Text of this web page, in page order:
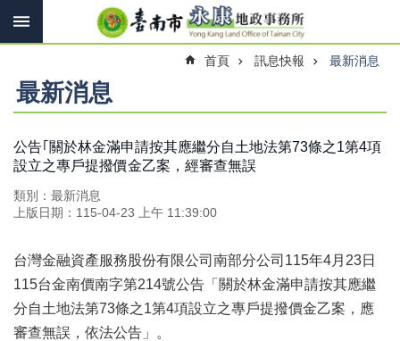
跳到主要內容區塊
搜
搜
尋
訊
息
快
報
機
關
介
首頁 訊息快報 最新消息
最新消息
公告｢關於林金滿申請按其應繼分自土地法第73條之1第4項
設立之專戶提撥價金乙案，經審查無誤
類別：最新消息
上版日期：115-04-23 上午 11:39:00
台灣金融資產服務股份有限公司南部分公司115年4月23日
115台金南價南字第214號公告「關於林金滿申請按其應繼
分自土地法第73條之1第4項設立之專戶提撥價金乙案，應
審查無誤，依法公告」。